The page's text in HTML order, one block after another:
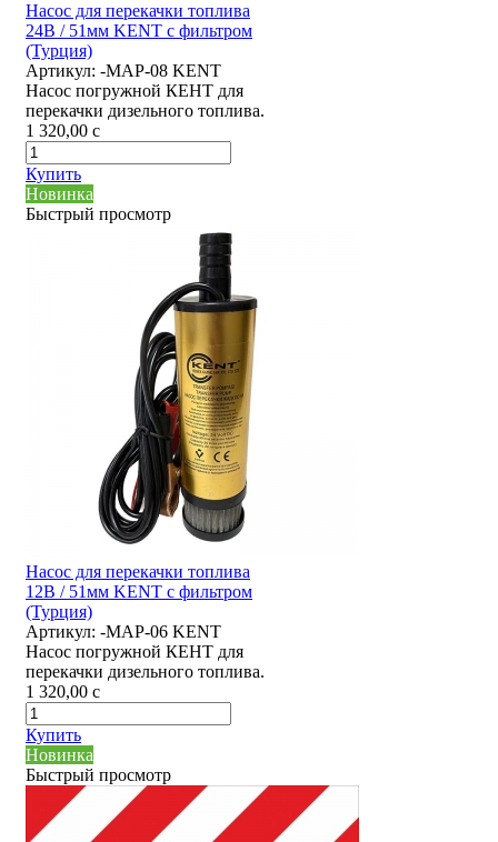
Насос для перекачки топлива
24В / 51мм KENT с фильтром
(Турция)
Артикул: -MAP-08 KENT
Насос погружной КЕНТ для
перекачки дизельного топлива.
1 320,00 c
Купить
Новинка
Быстрый просмотр
Насос для перекачки топлива
12В / 51мм KENT с фильтром
(Турция)
Артикул: -MAP-06 KENT
Насос погружной КЕНТ для
перекачки дизельного топлива.
1 320,00 c
Купить
Новинка
Быстрый просмотр